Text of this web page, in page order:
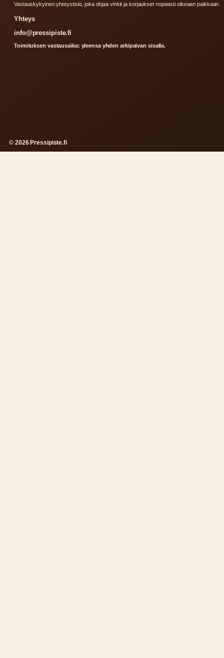
Vastauskykyinen yhteystiski, joka ohjaa vinkit ja korjaukset nopeasti oikeaan paikkaan.
Yhteys
info@pressipiste.fi
Toimituksen vastausaika: yleensa yhden arkipaivan sisalla.
© 2026 Pressipiste.fi